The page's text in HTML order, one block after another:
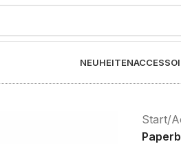
NEUHEITEN
Start/